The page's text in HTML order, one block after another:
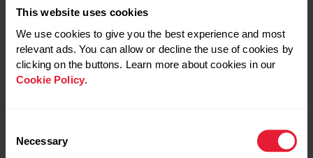
This website uses cookies
We use cookies to give you the best experience and most
relevant ads. You can allow or decline the use of cookies by
clicking on the buttons. Learn more about cookies in our
Cookie Policy.
Selection
Necessary
CONSEJOS PARA
INCIARTE EN NATACIÓN
¿Te has decidido a dar el
paso y no sabes por
iniciarte en natación.
3 FORMAS DE
FAVORECER TU
RECUPERACIÓN TRAS
EL EJERCICIO
Te proponemos tres
buenas prácticas para